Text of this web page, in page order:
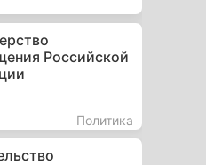
Российской
Политика